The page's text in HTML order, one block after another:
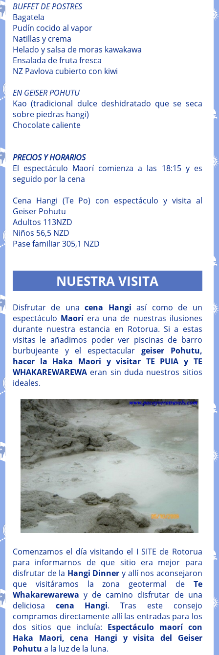
BUFFET DE POSTRES
Bagatela
Pudín cocido al vapor
Natillas y crema
Helado y salsa de moras kawakawa
Ensalada de fruta fresca
NZ Pavlova cubierto con kiwi
EN GEISER POHUTU
Kao (tradicional dulce deshidratado que se seca
sobre piedras hangi)
Chocolate caliente
PRECIOS Y HORARIOS
El espectáculo Maorí comienza a las 18:15 y es
seguido por la cena
Cena Hangi (Te Po) con espectáculo y visita al
Geiser Pohutu
Adultos 113NZD
Niños 56,5 NZD
Pase familiar 305,1 NZD
NUESTRA VISITA
Disfrutar de unacena Hangi así como de un
espectáculo Maoríera una de nuestras ilusiones
durante nuestra estancia en Rotorua. Si a estas
visitas le añadimos poder ver piscinas de barro
burbujeante y el espectacular geiser Pohutu,
hacer la Haka Maori y visitar TE PUIA y TE
WHAKAREWAREWAeran sin duda nuestros sitios
ideales.
Comenzamos el día visitando el I SITE de Rotorua
para informarnos de que sitio era mejor para
disfrutar de la Hangi Dinner y allí nos aconsejaron
que visitáramos la zona geotermal de Te
Whakarewarewa y de camino disfrutar de una
deliciosa cena Hangi. Tras este consejo
compramos directamente allí las entradas para los
dos sitios que incluía: Espectáculo maorí con
Haka Maori, cena Hangi y visita del Geiser
Pohutu a la luz de la luna.